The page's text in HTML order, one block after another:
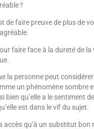
?
de faire preuve de plus de
faire face à la dureté de la
la personne peut
un phénomène sombre
bien qu’elle a le sentiment
est dans le vif du sujet.
accès qu’à un substitut bon